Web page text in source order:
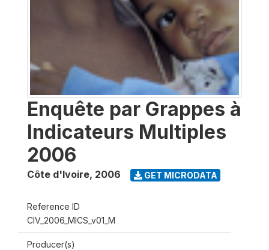
Enquête par Grappes à
Indicateurs Multiples
2006
Côte d'Ivoire, 2006 GET MICRODATA
Reference ID
CIV_2006_MICS_v01_M
Producer(s)